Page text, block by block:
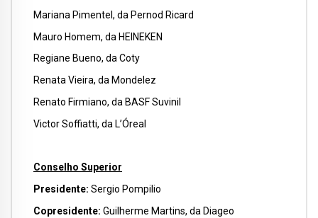
Mariana Pimentel, da Pernod Ricard
Mauro Homem, da HEINEKEN
Regiane Bueno, da Coty
Renata Vieira, da Mondelez
Renato Firmiano, da BASF Suvinil
Victor Soffiatti, da L’Óreal
Conselho Superior
Presidente: Sergio Pompilio
Copresidente: Guilherme Martins, da Diageo